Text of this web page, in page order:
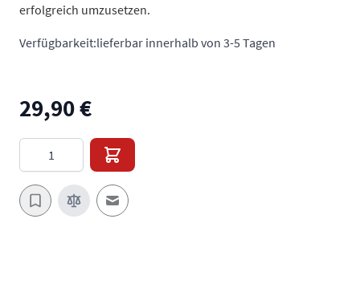
erfolgreich umzusetzen.
Verfügbarkeit:lieferbar innerhalb von 3-5 Tagen
29,90 €
Menge
E-Mail an einen Freund